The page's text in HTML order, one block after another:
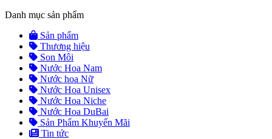
Danh mục sản phẩm
Sản phẩm
Thương hiệu
Son Môi
Nước Hoa Nam
Nước hoa Nữ
Nước Hoa Unisex
Nước Hoa Niche
Nước Hoa DuBai
Sản Phẩm Khuyến Mãi
Tin tức